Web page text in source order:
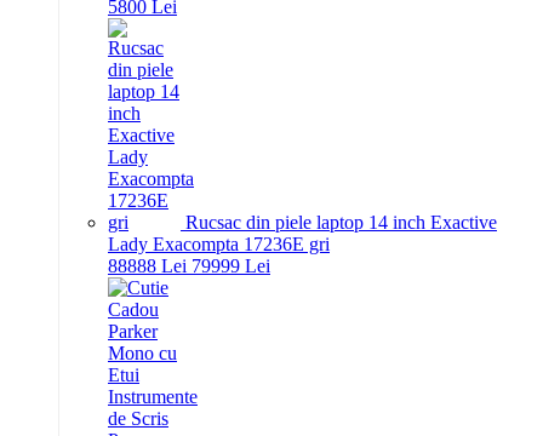
5800 Lei
Rucsac din piele laptop 14 inch Exactive
Lady Exacompta 17236E gri
88888 Lei 79999 Lei